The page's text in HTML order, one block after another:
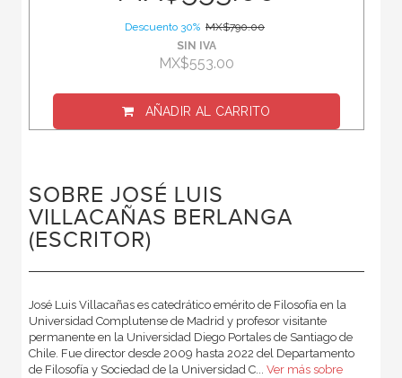
Descuento 30% MX$790.00
SIN IVA
MX$553.00
AÑADIR AL CARRITO
SOBRE JOSÉ LUIS
VILLACAÑAS BERLANGA
(ESCRITOR)
José Luis Villacañas es catedrático emérito de Filosofía en la
Univer­sidad Complutense de Madrid y profesor visitante
permanente en la Universidad Diego Portales de Santiago de
Chile. Fue director desde 2009 hasta 2022 del Departamento
de Filosofía y Sociedad de la Universidad C... Ver más sobre